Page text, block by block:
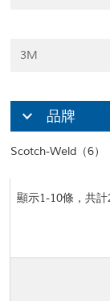
3M
品牌
Scotch-Weld（6）
顯示1-10條，共計